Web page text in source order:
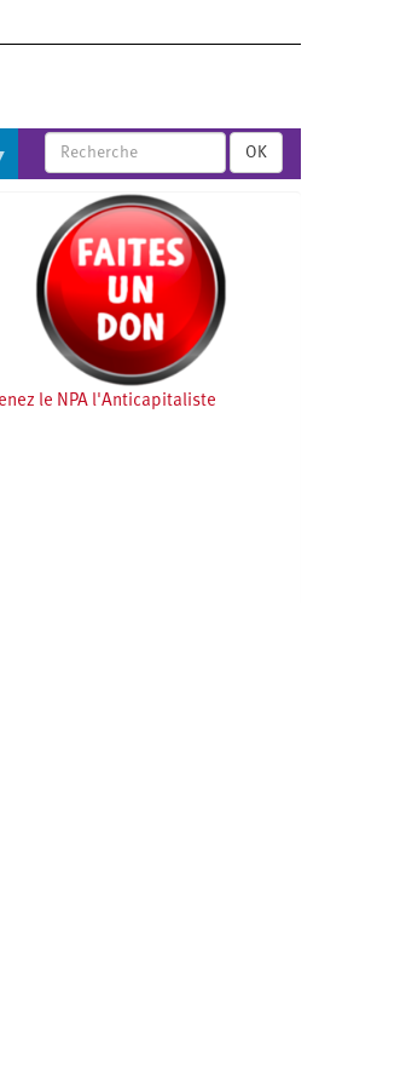
OK
le NPA l'Anticapitaliste